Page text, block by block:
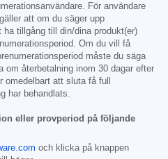
För användare
att om du säger upp
tillgång till din/dina produkt(er)
Om du vill få
måste du säga
om återbetalning inom 30 dagar efter
att sluta få full
har behandlats.
eller provperiod på följande
och klicka på knappen